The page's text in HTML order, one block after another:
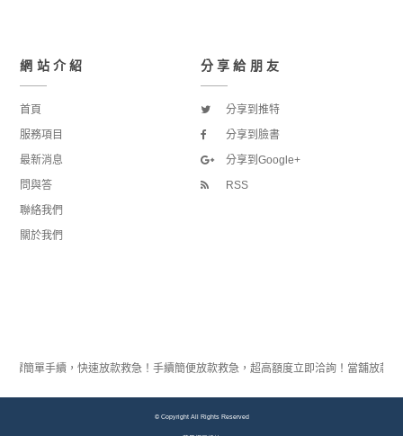
網站介紹
首頁
服務項目
最新消息
問與答
聯絡我們
關於我們
分享給朋友
分享到推特
分享到臉書
分享到Google+
RSS
驟簡單手續，快速放款救急！手續簡便放款救急，超高額度立即洽詢！當舖放款
© Copyright All Rights Reserved